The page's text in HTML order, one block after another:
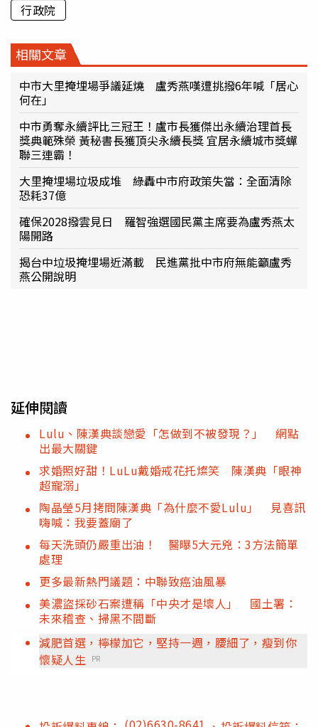
行政院
相關文章
中市大里掩埋場爭議延燒 盧秀燕嘆遭挑撥6年喊「居心
何在」
中市勇奪永續評比三冠王！盧市長獲傑出永續治理首長
獎典範殊榮 黃秘書長獲頂尖永續長獎 宜居永續城市獎蟬
聯三連霸！
大里掩埋場垃圾成堆 綠轟中市府政策失當：全面清除
恐耗37億
確保2028撥雲見日 羅智強選國民黨主席要為盧秀燕太
陽開路
揭台中垃圾掩埋場近滿載 民進黨批中市府無能籲盧秀
燕公開說明
延伸閱讀
Lulu、陳漢典談戀愛「怎做到不被發現？」 網點
出最大關鍵
求婚照好甜！LuLu戴婚戒花托燦笑 陳漢典「眼神
超寵溺」
陶晶瑩5月拷問陳漢典「為什麼不愛Lulu」 見喜訊
嗨喊：我要蓋廟了
每天洗頭仍嚴重出油！ 醫曝5大元兇：3方法簡單
處理
更多最新熱門議題：中聯致癌油風暴
美濃盜採砂石案遭稱「中央才是壞人」 國土署：
未來稽查、掃黑不間斷
減肥首選，檸檬加它，堅持一週，腰細了，瘦到你
懷疑人生
PR